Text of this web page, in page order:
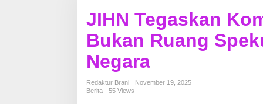
H
N
T
e
s
JIHN Tegaskan
Bukan Ruang
Negara
Redaktur Brani
November 19, 2025
Berita
55 Views